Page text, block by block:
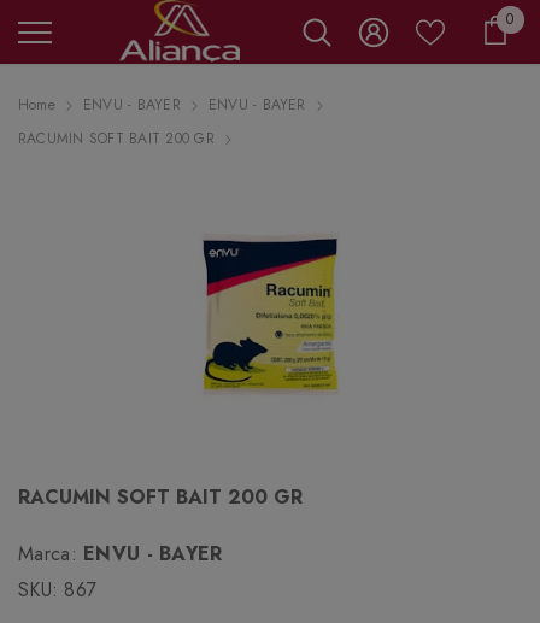
00
Home ENVU - BAYER
ENVU - BAYER
RACUMIN SOFT BAIT 200 GR
RACUMIN SOFT BAIT 200 GR
Marca: ENVU - BAYER
SKU: 867